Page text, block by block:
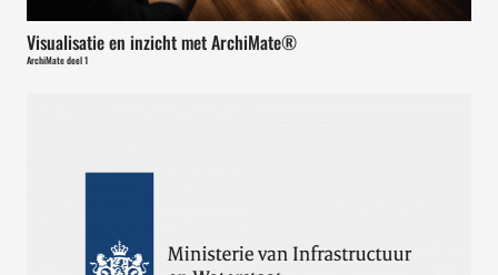
Visualisatie en inzicht met ArchiMate®
ArchiMate deel 1